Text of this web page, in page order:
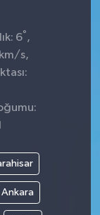
6° ,
s,
Ankara